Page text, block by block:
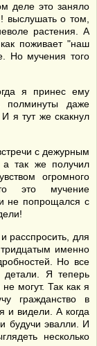
деле это заняло
выслушать о том,
растения. А
поживает "наш
Но мучения того
я принес ему
полминуты даже
я тут же скакнул
с дежурным
а так же получил
огромного
то это мучение
не попрощался с
расспросить, для
именно
Но все
Я теперь
могут. Так как я
гражданство в
и видели. А когда
будучи эвалли. И
несколько